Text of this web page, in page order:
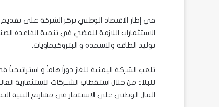
في إطار الاقتصاد الوطني تركز الشركة على
الاستثمارات اللازمة للمضي في تنمية القاعدة
توليد الطاقة والاسمدة و البتروكيماويات.
تلعب الشركة اليمنية للغاز دوراً هاماً و
للبلاد من خلال استقطاب الشــركات الاستثمارية
المال الوطني على الاستثمار في مشاريع البنية